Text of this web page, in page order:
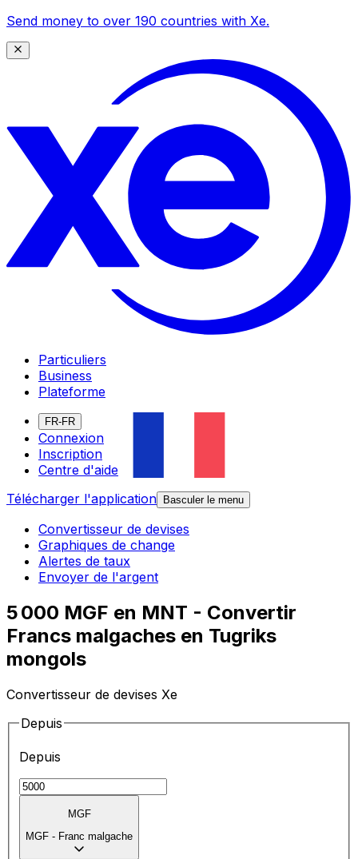
Send money to over 190 countries with Xe.
Particuliers
Business
Plateforme
FR-FR
Connexion
Inscription
Centre d'aide
Télécharger l'application
Basculer le menu
Convertisseur de devises
Graphiques de change
Alertes de taux
Envoyer de l'argent
5 000 MGF en MNT - Convertir
Francs malgaches en Tugriks
mongols
Convertisseur de devises Xe
Depuis
Depuis
MGF
MGF - Franc malgache